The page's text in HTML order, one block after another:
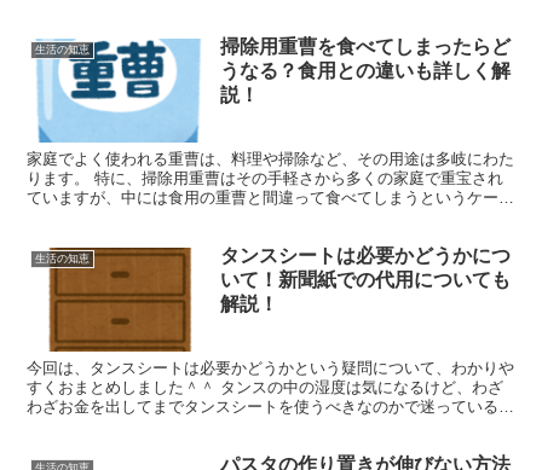
生活の知恵
掃除用重曹を食べてしまったらど
うなる？食用との違いも詳しく解
説！
家庭でよく使われる重曹は、料理や掃除など、その用途は多岐にわた
ります。 特に、掃除用重曹はその手軽さから多くの家庭で重宝され
ていますが、中には食用の重曹と間違って食べてしまうというケース
生活の知恵
タンスシートは必要かどうかにつ
いて！新聞紙での代用についても
解説！
今回は、タンスシートは必要かどうかという疑問について、わかりや
すくおまとめしました＾＾ タンスの中の湿度は気になるけど、わざ
わざお金を出してまでタンスシートを使うべきなのかで迷っている人
パスタの作り置きが伸びない方法